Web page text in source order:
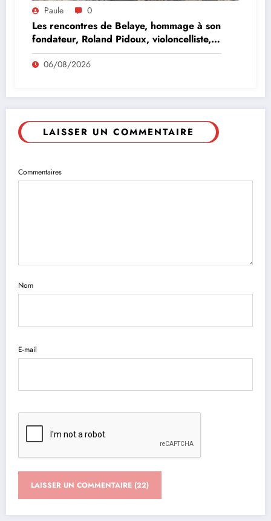
Paule 0
Les rencontres de Belaye, hommage à son
fondateur, Roland Pidoux, violoncelliste,
le vendredi 07 août 2026
06/08/2026
LAISSER UN COMMENTAIRE
Commentaires
Nom
E-mail